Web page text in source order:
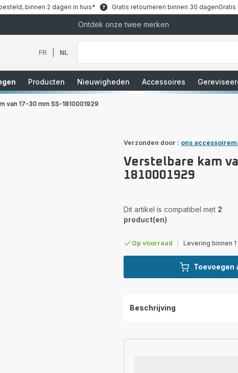
binnen 2 dagen in huis* Gratis retourneren binnen 30 dagen
Ontdek onze twee merken
FR NL
Waar
bent
Producten Nieuwigheden Accessoires
van 17-30 mm SS-1810001929
Verzonden door : ons
Verstelbare kam
1810001929
Dit artikel is compatibel met 2
product(en)
Op voorraad Levering binnen
Toevoegen
Beschrijving